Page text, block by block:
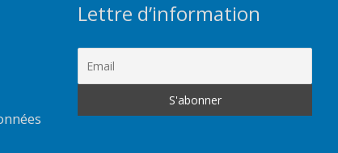
Lettre d’information